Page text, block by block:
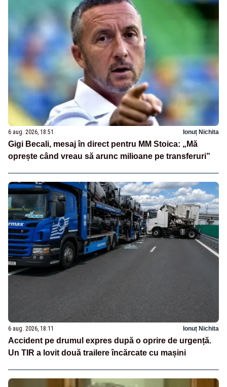
6 aug. 2026, 18:51 Ionuț Nichita
Gigi Becali, mesaj în direct pentru MM Stoica: „Mă
oprește când vreau să arunc milioane pe transferuri”
6 aug. 2026, 18:11 Ionuț Nichita
Accident pe drumul expres după o oprire de urgență.
Un TIR a lovit două trailere încărcate cu mașini